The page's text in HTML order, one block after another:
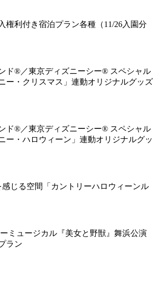
権利付き宿泊プラン各種（11/26入園分
ド®／東京ディズニーシー® スペシャル
ー・クリスマス」連動オリジナルグッズ
ド®／東京ディズニーシー® スペシャル
ー・ハロウィーン」連動オリジナルグッ
じる空間「カントリーハロウィーンル
ミュージカル『美女と野獣』舞浜公演
ラン